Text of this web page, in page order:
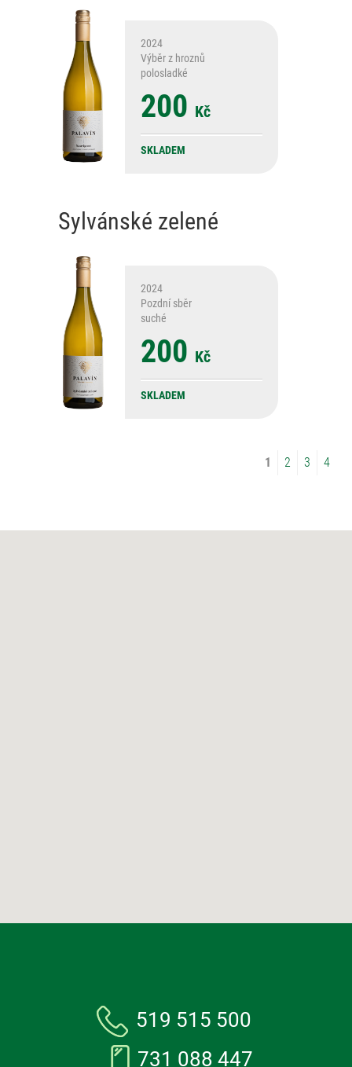
2024
Výběr z hroznů
polosladké
200 Kč
SKLADEM
Sylvánské zelené
2024
Pozdní sběr
suché
200 Kč
SKLADEM
1 2 3 4
519 515 500
731 088 447